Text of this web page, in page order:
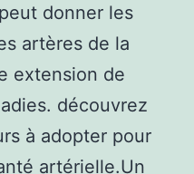
donner les
artères de la
extension de
découvrez
à adopter pour
artérielle.Un